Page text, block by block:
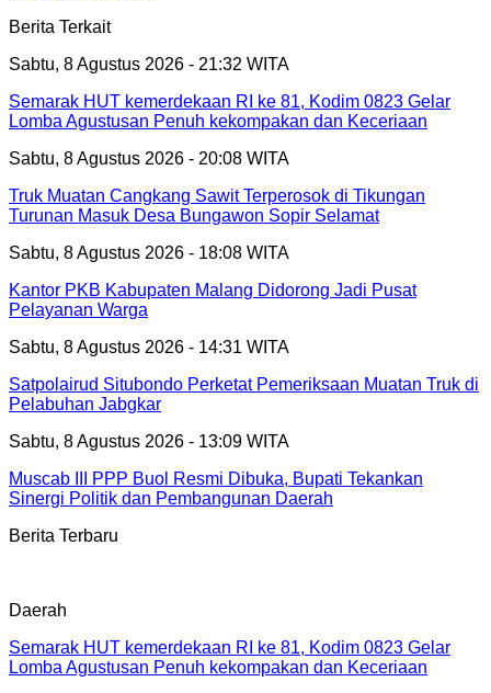
Berita Terkait
Sabtu, 8 Agustus 2026 - 21:32 WITA
Semarak HUT kemerdekaan RI ke 81, Kodim 0823 Gelar
Lomba Agustusan Penuh kekompakan dan Keceriaan
Sabtu, 8 Agustus 2026 - 20:08 WITA
Truk Muatan Cangkang Sawit Terperosok di Tikungan
Turunan Masuk Desa Bungawon Sopir Selamat
Sabtu, 8 Agustus 2026 - 18:08 WITA
Kantor PKB Kabupaten Malang Didorong Jadi Pusat
Pelayanan Warga
Sabtu, 8 Agustus 2026 - 14:31 WITA
Satpolairud Situbondo Perketat Pemeriksaan Muatan Truk di
Pelabuhan Jabgkar
Sabtu, 8 Agustus 2026 - 13:09 WITA
Muscab III PPP Buol Resmi Dibuka, Bupati Tekankan
Sinergi Politik dan Pembangunan Daerah
Berita Terbaru
Daerah
Semarak HUT kemerdekaan RI ke 81, Kodim 0823 Gelar
Lomba Agustusan Penuh kekompakan dan Keceriaan